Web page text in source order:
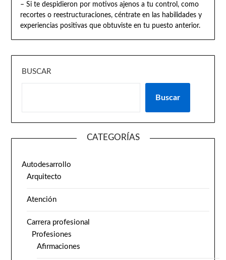
– Si te despidieron por motivos ajenos a tu control, como
recortes o reestructuraciones, céntrate en las habilidades y
experiencias positivas que obtuviste en tu puesto anterior.
BUSCAR
Buscar
CATEGORÍAS
Autodesarrollo
Arquitecto
Atención
Carrera profesional
Profesiones
Afirmaciones